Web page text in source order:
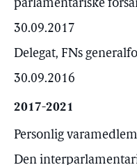
parlamentariske
30.09.2017
Delegat, FNs
30.09.2016
2017-2021
Personlig
Den